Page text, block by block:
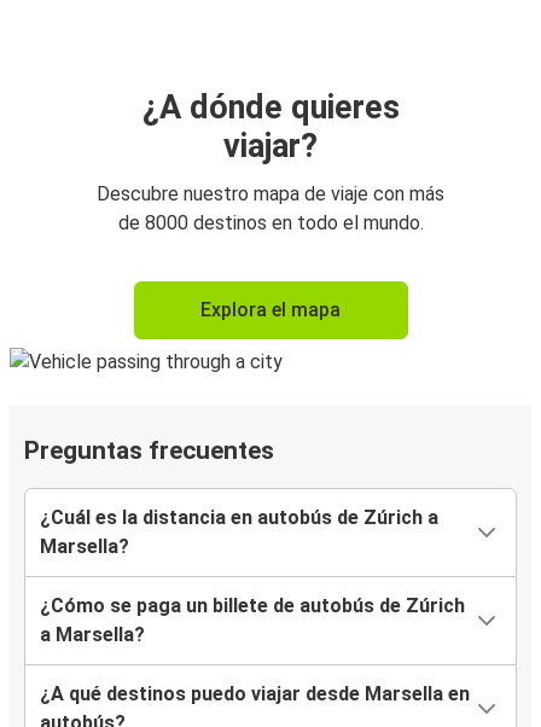
¿A dónde quieres
viajar?
Descubre nuestro mapa de viaje con más
de 8000 destinos en todo el mundo.
Explora el mapa
Preguntas frecuentes
¿Cuál es la distancia en autobús de Zúrich a
Marsella?
¿Cómo se paga un billete de autobús de Zúrich
a Marsella?
¿A qué destinos puedo viajar desde Marsella en